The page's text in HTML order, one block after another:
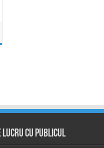
lucru cu publicul